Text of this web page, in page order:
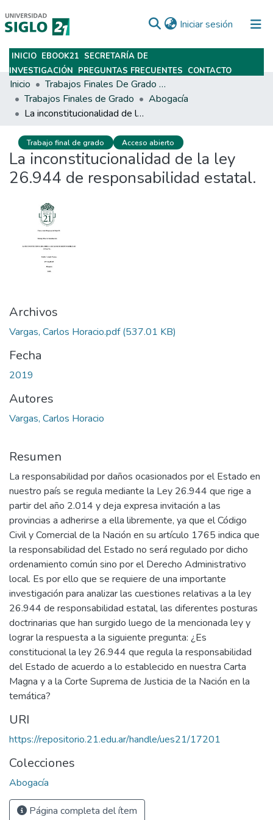
Iniciar sesión (current)
Subir
INICIO EBOOK21 SECRETARÍA DE
INVESTIGACIÓN PREGUNTAS FRECUENTES CONTACTO
Inicio
Trabajos Finales De Grado Y Posgrado
Trabajos Finales de Grado
Abogacía
La inconstitucionalidad de la ley 26.944 de responsabilidad estatal.
Trabajo final de grado Acceso abierto
La inconstitucionalidad de la ley
26.944 de responsabilidad estatal.
Archivos
Vargas, Carlos Horacio.pdf(537.01 KB)
Fecha
2019
Autores
Vargas, Carlos Horacio
Resumen
La responsabilidad por daños ocasionados por el Estado en
nuestro país se regula mediante la Ley 26.944 que rige a
partir del año 2.014 y deja expresa invitación a las
provincias a adherirse a ella libremente, ya que el Código
Civil y Comercial de la Nación en su artículo 1765 indica que
la responsabilidad del Estado no será regulado por dicho
ordenamiento común sino por el Derecho Administrativo
local. Es por ello que se requiere de una importante
investigación para analizar las cuestiones relativas a la ley
26.944 de responsabilidad estatal, las diferentes posturas
doctrinarias que han surgido luego de la mencionada ley y
lograr la respuesta a la siguiente pregunta: ¿Es
constitucional la ley 26.944 que regula la responsabilidad
del Estado de acuerdo a lo establecido en nuestra Carta
Magna y a la Corte Suprema de Justicia de la Nación en la
temática?
URI
https://repositorio.21.edu.ar/handle/ues21/17201
Colecciones
Abogacía
Página completa del ítem